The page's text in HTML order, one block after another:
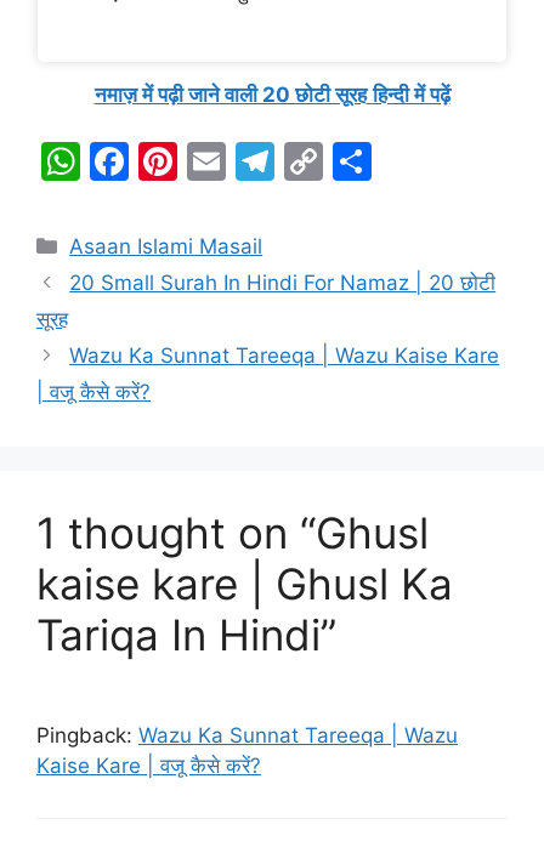
नमाज़ में पढ़ी जाने वाली 20 छोटी सूरह हिन्दी में पढ़ें
W
at
s
p
p
F
c
e
o
o
Pi
er
e
E
ai
l
T
gr
m
C
y
n
e
Categories
Asaan Islami Masail
20 Small Surah In Hindi For Namaz | 20 छोटी
सूरह
Wazu Ka Sunnat Tareeqa | Wazu Kaise Kare
| वजू कैसे करें?
1 thought on “Ghusl
kaise kare | Ghusl Ka
Tariqa In Hindi”
Pingback: Wazu Ka Sunnat Tareeqa | Wazu
Kaise Kare | वजू कैसे करें?